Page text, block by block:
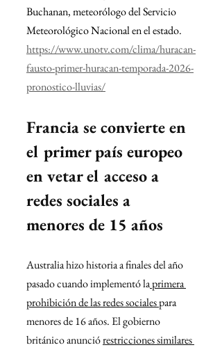
Buchanan, meteorólogo del Servicio
Meteorológico Nacional en el estado.
https://www.unotv.com/clima/huracan-
fausto-primer-huracan-temporada-2026-
pronostico-lluvias/
Francia se convierte en
el primer país europeo
en vetar el acceso a
redes sociales a
menores de 15 años
Australia hizo historia a finales del año
pasado cuando implementó la primera
prohibición de las redes sociales para
menores de 16 años. El gobierno
británico anunció restricciones similares